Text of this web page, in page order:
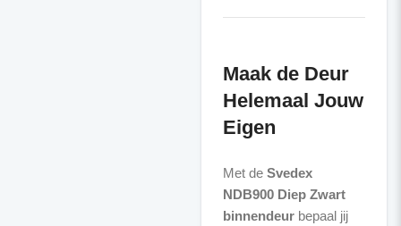
Maak de Deur
Helemaal Jouw
Eigen
Met de Svedex
NDB900 Diep Zwart
binnendeurbepaal jij